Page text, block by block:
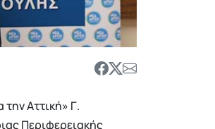
Αττική» Γ.
Περιφερειακής